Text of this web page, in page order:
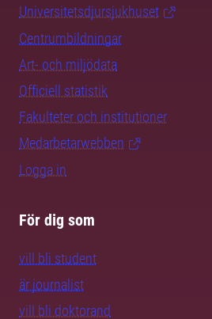
Universitetsdjursjukhuset
Centrumbildningar
Art- och miljödata
Officiell statistik
Fakulteter och institutioner
Medarbetarwebben
Logga in
För dig som
vill bli student
är journalist
vill bli doktorand